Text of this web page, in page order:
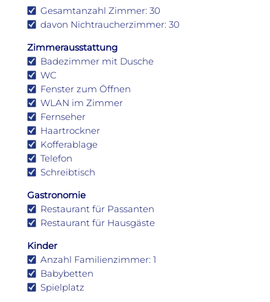
Gesamtanzahl Zimmer: 30
davon Nichtraucherzimmer: 30
Zimmerausstattung
Badezimmer mit Dusche
WC
Fenster zum Öffnen
WLAN im Zimmer
Fernseher
Haartrockner
Kofferablage
Telefon
Schreibtisch
Gastronomie
Restaurant für Passanten
Restaurant für Hausgäste
Kinder
Anzahl Familienzimmer: 1
Babybetten
Spielplatz